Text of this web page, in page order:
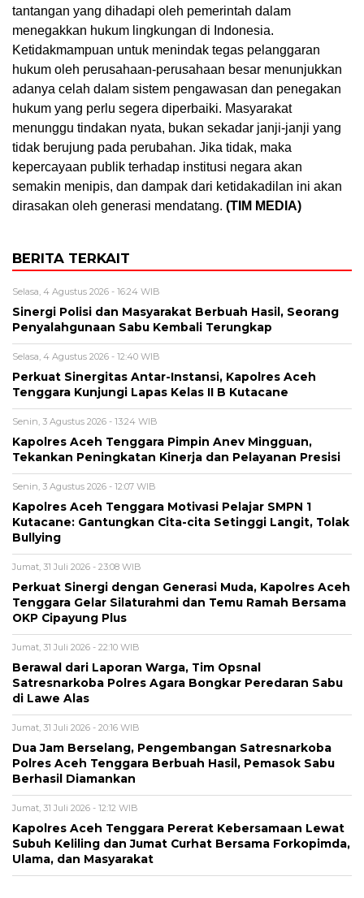
tantangan yang dihadapi oleh pemerintah dalam
menegakkan hukum lingkungan di Indonesia.
Ketidakmampuan untuk menindak tegas pelanggaran
hukum oleh perusahaan-perusahaan besar menunjukkan
adanya celah dalam sistem pengawasan dan penegakan
hukum yang perlu segera diperbaiki. Masyarakat
menunggu tindakan nyata, bukan sekadar janji-janji yang
tidak berujung pada perubahan. Jika tidak, maka
kepercayaan publik terhadap institusi negara akan
semakin menipis, dan dampak dari ketidakadilan ini akan
dirasakan oleh generasi mendatang. (TIM MEDIA)
BERITA TERKAIT
Selasa, 4 Agustus 2026 - 16:24 WIB
Sinergi Polisi dan Masyarakat Berbuah Hasil, Seorang
Penyalahgunaan Sabu Kembali Terungkap
Selasa, 4 Agustus 2026 - 12:40 WIB
Perkuat Sinergitas Antar-Instansi, Kapolres Aceh
Tenggara Kunjungi Lapas Kelas II B Kutacane
Senin, 3 Agustus 2026 - 13:24 WIB
Kapolres Aceh Tenggara Pimpin Anev Mingguan,
Tekankan Peningkatan Kinerja dan Pelayanan Presisi
Senin, 3 Agustus 2026 - 12:07 WIB
Kapolres Aceh Tenggara Motivasi Pelajar SMPN 1
Kutacane: Gantungkan Cita-cita Setinggi Langit, Tolak
Bullying
Jumat, 31 Juli 2026 - 23:08 WIB
Perkuat Sinergi dengan Generasi Muda, Kapolres Aceh
Tenggara Gelar Silaturahmi dan Temu Ramah Bersama
OKP Cipayung Plus
Jumat, 31 Juli 2026 - 22:10 WIB
Berawal dari Laporan Warga, Tim Opsnal
Satresnarkoba Polres Agara Bongkar Peredaran Sabu
di Lawe Alas
Jumat, 31 Juli 2026 - 20:16 WIB
Dua Jam Berselang, Pengembangan Satresnarkoba
Polres Aceh Tenggara Berbuah Hasil, Pemasok Sabu
Berhasil Diamankan
Jumat, 31 Juli 2026 - 12:12 WIB
Kapolres Aceh Tenggara Pererat Kebersamaan Lewat
Subuh Keliling dan Jumat Curhat Bersama Forkopimda,
Ulama, dan Masyarakat